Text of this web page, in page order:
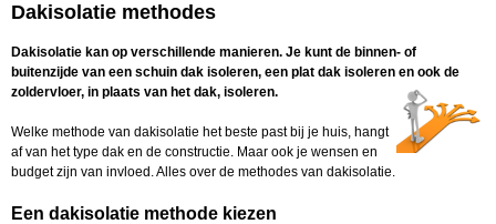
Dakisolatie methodes
Dakisolatie kan op verschillende manieren. Je kunt de binnen- of
buitenzijde van een schuin dak isoleren, een plat dak isoleren en ook de
zoldervloer, in plaats van het dak, isoleren.
Welke methode van dakisolatie het beste past bij je huis, hangt
af van het type dak en de constructie. Maar ook je wensen en
budget zijn van invloed. Alles over de methodes van dakisolatie.
Een dakisolatie methode kiezen